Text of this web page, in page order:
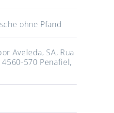
ohne Pfand
Aveleda, SA, Rua
570 Penafiel,